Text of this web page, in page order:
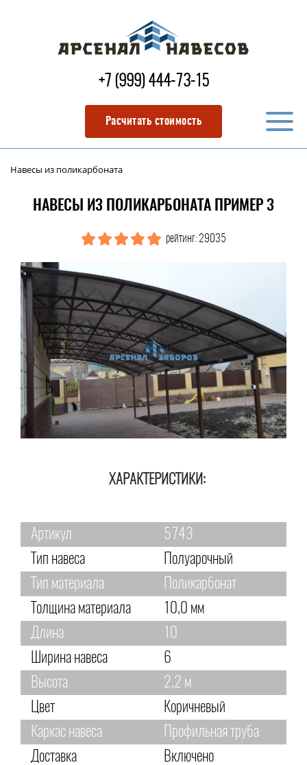
+7 (999) 444-73-15
Расчитать стоимость
Навесы из поликарбоната
НАВЕСЫ ИЗ ПОЛИКАРБОНАТА ПРИМЕР 3
рейтинг: 29035
ХАРАКТЕРИСТИКИ:
Артикул
5743
Тип навеса
Полуарочный
Тип материала
Поликарбонат
Толщина материала
10,0 мм
Длина
10
Ширина навеса
6
Высота
2,2 м
Цвет
Коричневый
Каркас навеса
Профильная труба
Доставка
Включено